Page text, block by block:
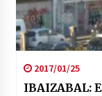
2017/01/25
IBAIZABAL: